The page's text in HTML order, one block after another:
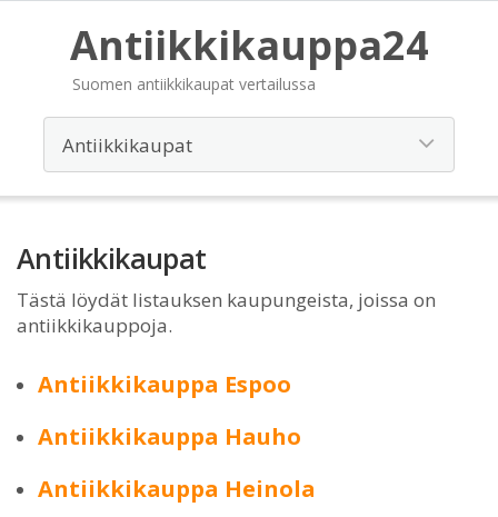
Antiikkikauppa24
Suomen antiikkikaupat vertailussa
Antiikkikaupat
Tästä löydät listauksen kaupungeista, joissa on
antiikkikauppoja.
Antiikkikauppa Espoo
Antiikkikauppa Hauho
Antiikkikauppa Heinola